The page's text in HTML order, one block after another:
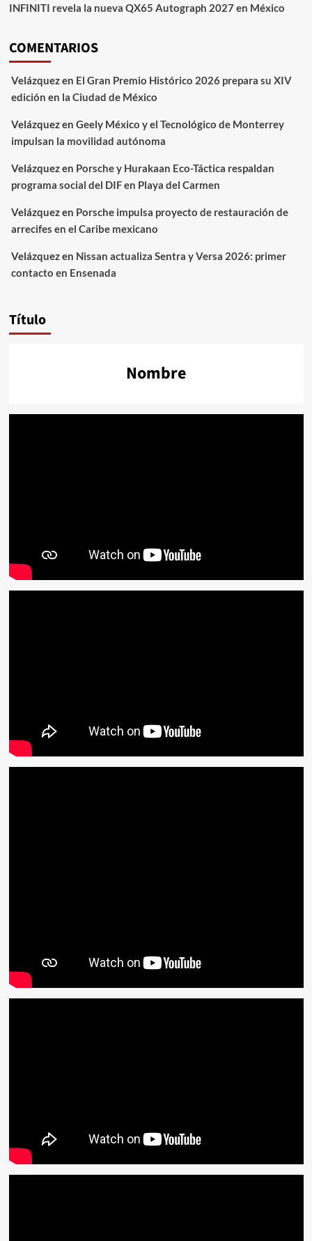
INFINITI revela la nueva QX65 Autograph 2027 en México
COMENTARIOS
Velázquezen El Gran Premio Histórico 2026 prepara su XIV
edición en la Ciudad de México
Velázquezen Geely México y el Tecnológico de Monterrey
impulsan la movilidad autónoma
Velázquezen Porsche y Hurakaan Eco-Táctica respaldan
programa social del DIF en Playa del Carmen
Velázquezen Porsche impulsa proyecto de restauración de
arrecifes en el Caribe mexicano
Velázquezen Nissan actualiza Sentra y Versa 2026: primer
contacto en Ensenada
Título
Nombre